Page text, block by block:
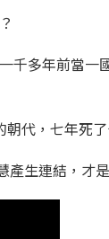
千多年前當一
代，七年死
產生連結，才